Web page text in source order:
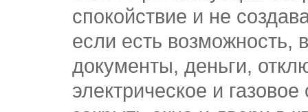
спокойствие и не
если есть возможность,
документы, деньги,
электрическое и